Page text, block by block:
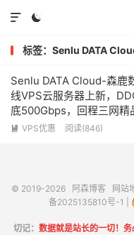


标签：Senlu DATA
Senlu DATA Cloud-森鹿
线VPS云服务器上新，
底500Gbps，回程三网精
拟化2核心2G内存低至
 VPS优惠 阅读(846)
© 2019-2026 阿森博客 网站
备2025135810号-1
切记： 数据就是站长的一切！务